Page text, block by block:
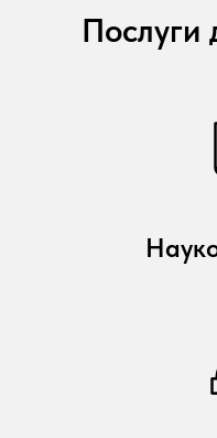
Послуги